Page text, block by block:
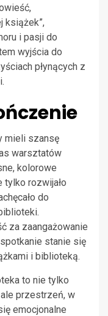
książek”,
i pasji do
wyjścia do
płynących z
mieli szansę
warsztatów
kolorowe
tylko rozwijało
do
za zaangażowanie
stanie się
i biblioteką.
to nie tylko
przestrzeń, w
emocjonalne